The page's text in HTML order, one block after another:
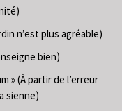
n’est plus agréable)
bien)
» (À partir de l’erreur
sienne)